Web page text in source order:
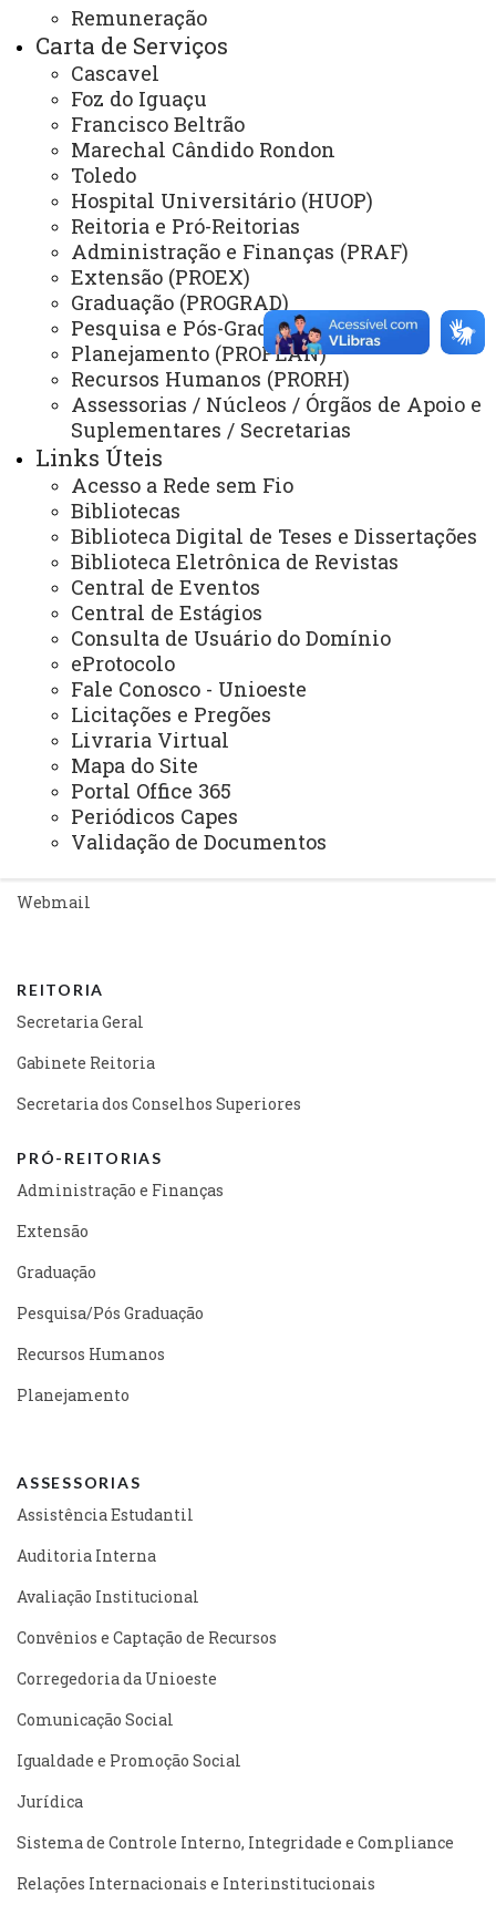
Remuneração
Carta de Serviços
Cascavel
Foz do Iguaçu
Francisco Beltrão
Marechal Cândido Rondon
Toledo
Hospital Universitário (HUOP)
Reitoria e Pró-Reitorias
Administração e Finanças (PRAF)
Extensão (PROEX)
Graduação (PROGRAD)
Pesquisa e Pós-Graduação (PRPPG)
Planejamento (PROPLAN)
Recursos Humanos (PRORH)
Assessorias / Núcleos / Órgãos de Apoio e
Suplementares / Secretarias
Links Úteis
Acesso a Rede sem Fio
Bibliotecas
Biblioteca Digital de Teses e Dissertações
Biblioteca Eletrônica de Revistas
Central de Eventos
Central de Estágios
Consulta de Usuário do Domínio
eProtocolo
Fale Conosco - Unioeste
Licitações e Pregões
Livraria Virtual
Mapa do Site
Portal Office 365
Periódicos Capes
Validação de Documentos
85903-220, Toledo – Paraná – BLOCO D1 - Biblioteca
Dias e horários de Atendimento:
Segunda-feira a sexta-feira das 8h00 às 12h00 e
das 13h00 às 22h00
ATUALIZAÇÃO MAIS RECENTE: 02 DE MAIO DE 2024
ACESSOS: 1582
Você está aqui:Unioeste
Campus de Toledo - Carta de Serviços
Lista de Itens de Toledo
Biblioteca - Campus de Toledo
ACESSE
Acesso Restrito (Editores do Portal)
Arquivo Virtual
Bibliotecas
Identidade Visual
Mapa do Site
Ouvidoria
Portal Office 365
Sistemas
Webmail
REITORIA
Secretaria Geral
Gabinete Reitoria
Secretaria dos Conselhos Superiores
PRÓ-REITORIAS
Administração e Finanças
Extensão
Graduação
Pesquisa/Pós Graduação
Recursos Humanos
Planejamento
ASSESSORIAS
Assistência Estudantil
Auditoria Interna
Avaliação Institucional
Convênios e Captação de Recursos
Corregedoria da Unioeste
Comunicação Social
Igualdade e Promoção Social
Jurídica
Sistema de Controle Interno, Integridade e Compliance
Relações Internacionais e Interinstitucionais